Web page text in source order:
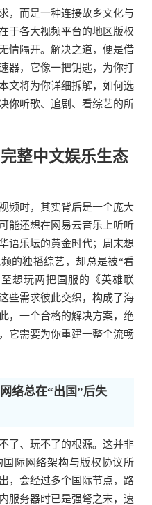
，而是一种连接故乡文化与
于各大视频平台的地区版权
情隔开。解决之道，便是借
器，它像一把钥匙，为你打
文将为你详细拆解，如何选
你听歌、追剧、看综艺的所
整中文娱乐生态
频时，其实背后是一个庞大
能还想在网易云音乐上听听
语乐坛的黄金时代；周末想
的独播综艺，却总是被“看
想玩两把国服的《英雄联
些需求彼此交织，构成了海
，一个合格的解决方案，绝
它需要为你重建一整个流畅
络总在“出国”后失
了、玩不了的根源。这并非
际网络架构与版权协议所
，会经过多个国际节点，路
服务器时已是强弩之末，速